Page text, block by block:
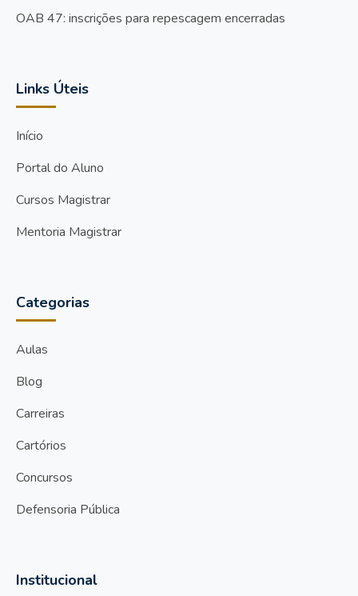
OAB 47: inscrições para repescagem encerradas
Links Úteis
Início
Portal do Aluno
Cursos Magistrar
Mentoria Magistrar
Categorias
Aulas
Blog
Carreiras
Cartórios
Concursos
Defensoria Pública
Institucional